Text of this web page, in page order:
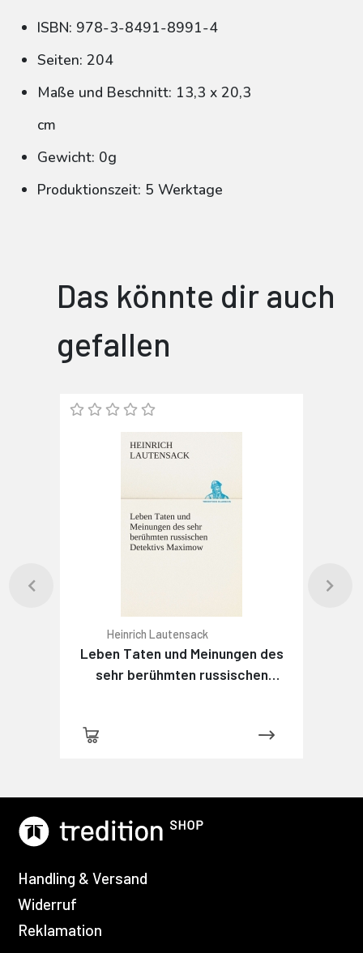
ISBN: 978-3-8491-8991-4
Seiten: 204
Maße und Beschnitt: 13,3 x 20,3
cm
Gewicht: 0g
Produktionszeit: 5 Werktage
Das könnte dir auch
gefallen
Heinrich Lautensack
Leben Taten und Meinungen des
sehr berühmten russischen
Handling & Versand
Widerruf
Reklamation